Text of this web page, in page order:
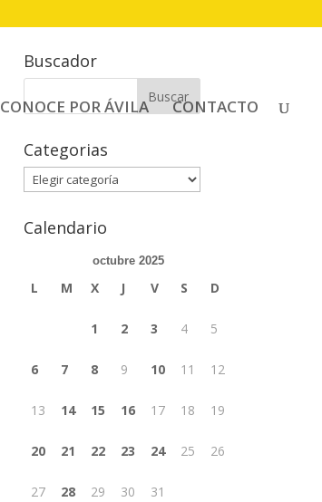
CONOCE POR ÁVILA CONTACTO
Buscador
Buscar:
Categorias
Categorias
Calendario
octubre 2025
L M X J V S D
1 2 3 4 5
6 7 8 9 10 11 12
13 14 15 16 17 18 19
20 21 22 23 24 25 26
27 28 29 30 31